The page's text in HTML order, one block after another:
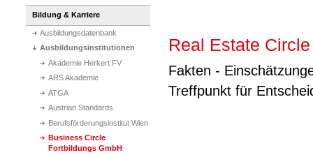
Bildung & Karriere
Ausbildungsdatenbank
Ausbildungsinstitutionen
Akademie Herkert FV
ARS Akademie
ATGA
Austrian Standards
Berufsförderungsinstitut Wien
Business Circle
Fortbildungs GmbH
Real Estate Circle
Fakten -
Treffpunkt für